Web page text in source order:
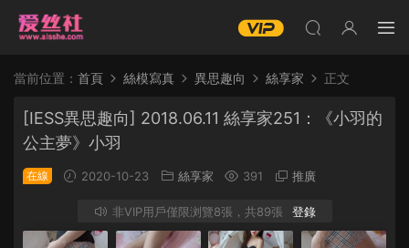
當前位置： 首頁 絲模寫真 異思趣向 絲享家 正文
[IESS異思趣向] 2018.06.11 絲享家251：《小羽的
公主夢》小羽
在線 2020-10-23 絲享家 391 推廣
非VIP用戶僅限浏覽8張，共89張 登錄